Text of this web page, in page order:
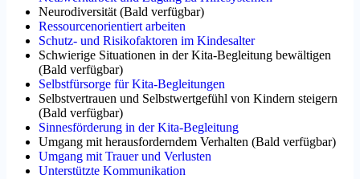
Neurodiversität (Bald verfügbar)
Ressourcenorientiert arbeiten
Schutz- und Risikofaktoren im Kindesalter
Schwierige Situationen in der Kita-Begleitung bewältigen
(Bald verfügbar)
Selbstfürsorge für Kita-Begleitungen
Selbstvertrauen und Selbstwertgefühl von Kindern steigern
(Bald verfügbar)
Sinnesförderung in der Kita-Begleitung
Umgang mit herausforderndem Verhalten (Bald verfügbar)
Umgang mit Trauer und Verlusten
Unterstützte Kommunikation